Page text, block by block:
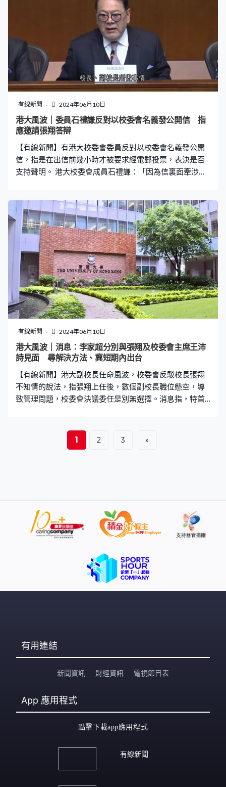
的暫任副校長人選，以及成員調動安排，批評當日校委會
違反大學常規，繞過校長直接任命暫任副校長。 他亦是在
當日早上出於擔心任命副校長的角色及權力可能被剝奪才
尋求法律意見，最終亦不被接納。王沛詩事後未有理會他
的意見，繼續決定在下周三舉行特別會議，質疑校委會還
能否公平公正處理大學事務。 張翔指自己與大學管理層，
一直努力填補副校長空缺，去年11月曾向校委會提交幾名
副校長人選，但建議一直不獲王沛詩納入校委會會議議
程。 張翔亦批評校委會專責小組，2月完成對他匿名舉報
的調查後，校委會秘書平均每三日向他發出一封信件，要
求短時間內回覆，最短的回覆時間只有一日半，形容是歇
被洩露，他指感到極度失望，形容與去年的惡意
有線新聞 2024年06月10日
港大風波｜委員石禮謙反對以校委會名義發公開信 指
應邀請張翔答辯
【有線新聞】有港大校委會委員反對以校委會名義發公開
信，指是在出信前幾小時才被要求經電郵投票，表決是否
支持聲明。 港大校委會成員石禮謙：「因為信裏面牽涉很
議討論，要請受影響的校長及同事，答辯這些指控。委員
會聆聽兩方面的意見，再決定如何做，怎麼可以三個小時
就說他有罪，又沒有見過他又沒有聽過他（的說法）這個
我不同意。」
有線新聞 2024年06月10日
港大風波｜消息：李家超分別與張翔及校委會主席王沛
詩見面 尋解決方法、冀短期內出台
【有線新聞】港大副校長任命風波，校委會反駁校長張翔
不知情的說法，指張翔上任後，數個副校長職位懸空，導
致管理問題，校委會決議委任是別無選擇。消息指，特首
校長張翔公開質疑違反程序，又指事前不知情。相隔五
日，校委會向港大教職員及學生等，發信反駁，指校委會
委會是以大比數通過任命，重申有關權力完全屬於校委
會，法律上無問題。校委會指，自張翔上任以來，數個副
校長職位懸空多年，有暫委副校長做了5年半，更一度身兼
席副校長的王于漸，新任命下他繼續暫任副校長，但只是
負責大學拓展。校委會認為管理問題頻出，若不盡快加強
管理隊伍，恐怕管理疏失會愈演愈烈，形容今次委任是別
無選擇下，為港大利益作出的集體決定；反指張翔履職至
1 2 3 »
有用連結
新聞資訊 財經資訊 電視節目表
App 應用程式
點擊下載app應用程式
有線新聞